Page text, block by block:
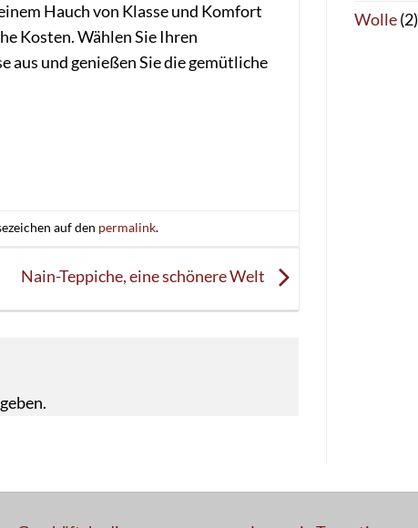
Hauch von Klasse und Komfort
Kosten. Wählen Sie Ihren
aus und genießen Sie die gemütliche
auf den permalink.
Nain-Teppiche, eine schönere Welt
Wolle(2)